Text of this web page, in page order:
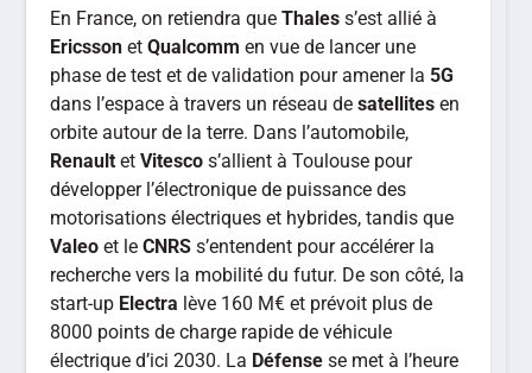
En France, on retiendra queThales s’est allié à
Ericsson etQualcomm en vue de lancer une
phase de test et de validation pour amener la 5G
dans l’espace à travers un réseau desatellites en
orbite autour de la terre. Dans l’automobile,
Renault etVitesco s’allient à Toulouse pour
développer l’électronique de puissance des
motorisations électriques et hybrides, tandis que
Valeo et leCNRS s’entendent pour accélérer la
recherche vers la mobilité du futur. De son côté, la
start-up Electra lève 160 M€ et prévoit plus de
8000 points de charge rapide de véhicule
électrique d’ici 2030. La Défense se met à l’heure